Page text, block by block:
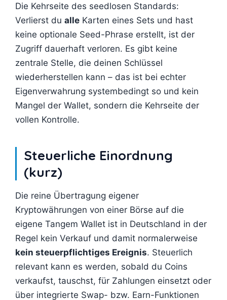
Die Kehrseite des seedlosen Standards:
Verlierst du alle Karten eines Sets und hast
keine optionale Seed-Phrase erstellt, ist der
Zugriff dauerhaft verloren. Es gibt keine
zentrale Stelle, die deinen Schlüssel
wiederherstellen kann – das ist bei echter
Eigenverwahrung systembedingt so und kein
Mangel der Wallet, sondern die Kehrseite der
vollen Kontrolle.
Steuerliche Einordnung
(kurz)
Die reine Übertragung eigener
Kryptowährungen von einer Börse auf die
eigene Tangem Wallet ist in Deutschland in der
Regel kein Verkauf und damit normalerweise
kein steuerpflichtiges Ereignis. Steuerlich
relevant kann es werden, sobald du Coins
verkaufst, tauschst, für Zahlungen einsetzt oder
über integrierte Swap- bzw. Earn-Funktionen